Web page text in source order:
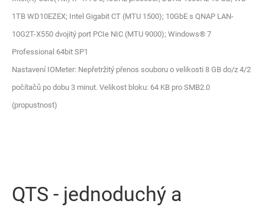
1TB WD10EZEX; Intel Gigabit CT (MTU 1500); 10GbE s QNAP LAN-
10G2T-X550 dvojitý port PCIe NIC (MTU 9000); Windows® 7
Professional 64bit SP1
Nastavení IOMeter: Nepřetržitý přenos souboru o velikosti 8 GB do/z 4/2
počítačů po dobu 3 minut. Velikost bloku: 64 KB pro SMB2.0
(propustnost)
QTS - jednoduchý a